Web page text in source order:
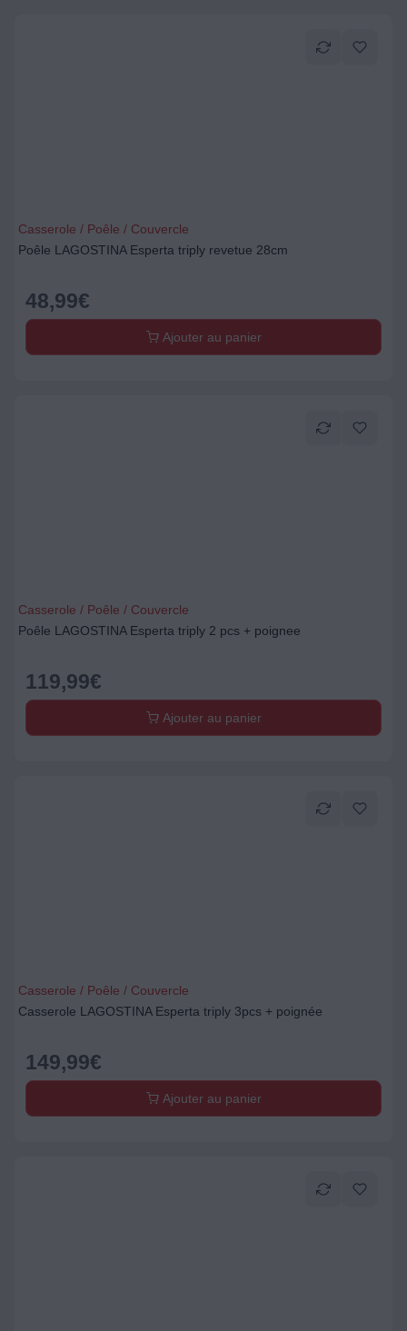
Casserole / Poêle / Couvercle
Poêle LAGOSTINA Esperta triply revetue 28cm
48,99€
Ajouter au panier
Casserole / Poêle / Couvercle
Poêle LAGOSTINA Esperta triply 2 pcs + poignee
119,99€
Ajouter au panier
Casserole / Poêle / Couvercle
Casserole LAGOSTINA Esperta triply 3pcs + poignée
149,99€
Ajouter au panier